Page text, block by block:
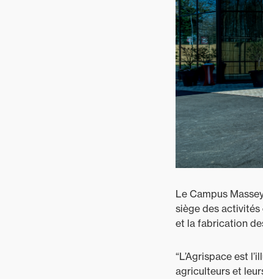
Le Campus
siège des activités
et la fabrication
“L’Agrispace est
agriculteurs et